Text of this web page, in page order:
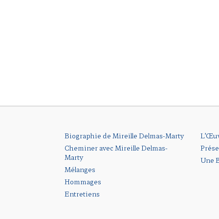
Biographie de Mireille Delmas-Marty
Cheminer avec Mireille Delmas-
Marty
Mélanges
Hommages
Entretiens
Une